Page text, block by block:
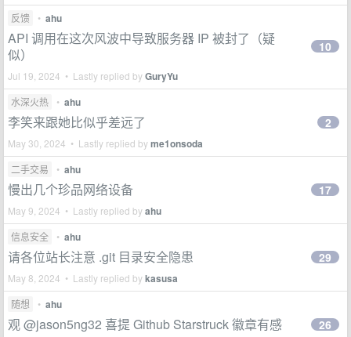
反馈 • ahu
API 调用在这次风波中导致服务器 IP 被封了（疑
似）
Jul 19, 2024 • Lastly replied byGuryYu
10
水深火热 • ahu
李笑来跟她比似乎差远了
May 30, 2024 • Lastly replied byme1onsoda
2
二手交易 • ahu
慢出几个珍品网络设备
May 9, 2024 • Lastly replied byahu
17
信息安全 • ahu
请各位站长注意 .git 目录安全隐患
May 8, 2024 • Lastly replied bykasusa
29
随想 • ahu
观 @jason5ng32 喜提 Github Starstruck 徽章有感 26